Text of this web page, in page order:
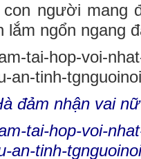
người mang
lắm ngổn ngang
đảm nhận vai